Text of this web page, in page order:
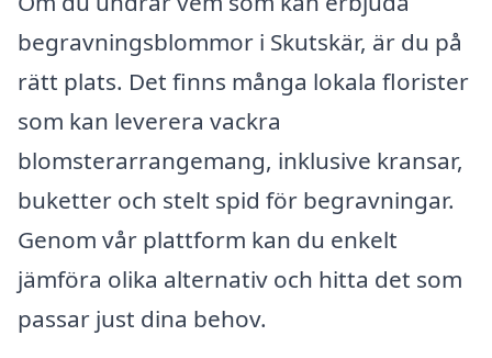
begravningsblommor i Skutskär, är du på
rätt plats. Det finns många lokala florister
som kan leverera vackra
blomsterarrangemang, inklusive kransar,
buketter och stelt spid för begravningar.
Genom vår plattform kan du enkelt
jämföra olika alternativ och hitta det som
passar just dina behov.